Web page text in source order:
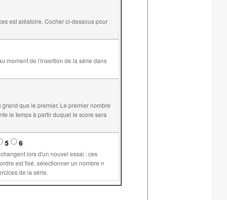
que le premier. Le premier nombre
5 6
supérieur ou égal à 1 permet de plus de conserver les mêmes valeurs pour les variables communes aux différents exercices de la série.